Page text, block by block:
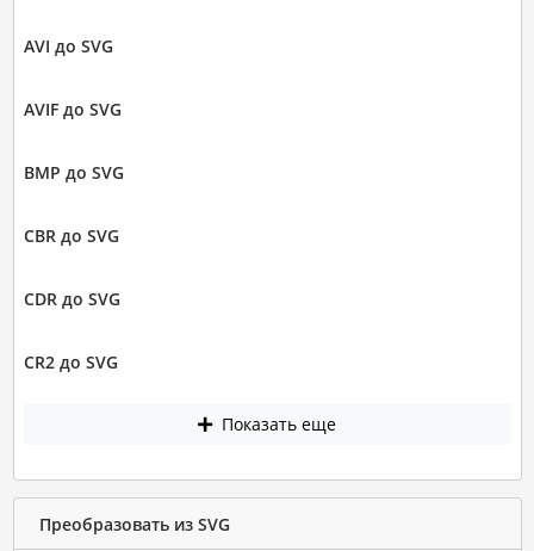
AVI до SVG
AVIF до SVG
BMP до SVG
CBR до SVG
CDR до SVG
CR2 до SVG
Показать еще
Преобразовать из SVG